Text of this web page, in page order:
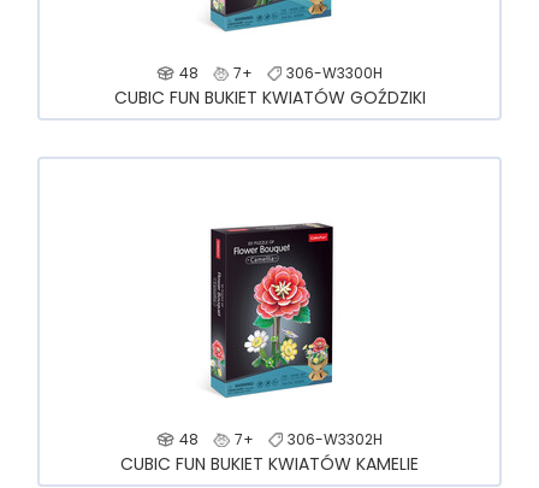
48 7+ 306-W3300H
CUBIC FUN BUKIET KWIATÓW GOŹDZIKI
48 7+ 306-W3302H
CUBIC FUN BUKIET KWIATÓW KAMELIE